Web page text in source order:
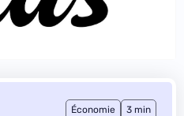
Économie 3 min